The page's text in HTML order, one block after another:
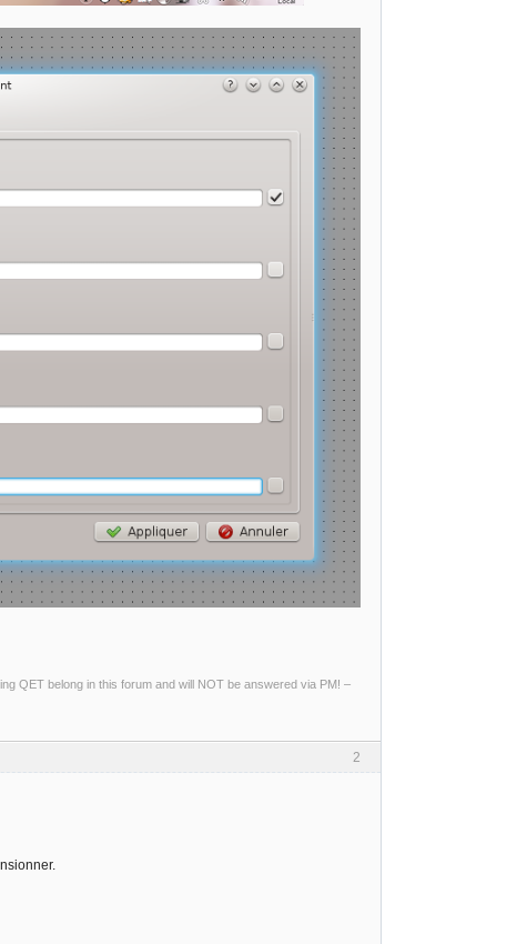
QET belong in this forum and will NOT be answered via PM! –
2